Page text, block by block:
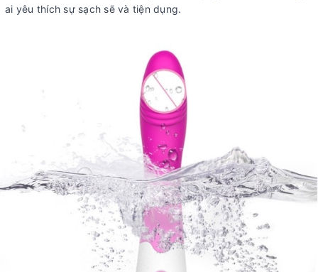
ai yêu thích sự sạch sẽ và tiện dụng.